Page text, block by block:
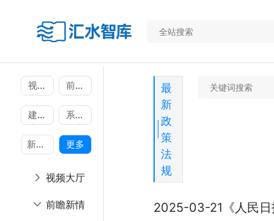
视频
大厅
前瞻
新情
建模
广场
系统
圆桌
新语·
杂谈
更多
视频大厅
前瞻新情
最
新
政
策
法
规
2025-03-21《人民日